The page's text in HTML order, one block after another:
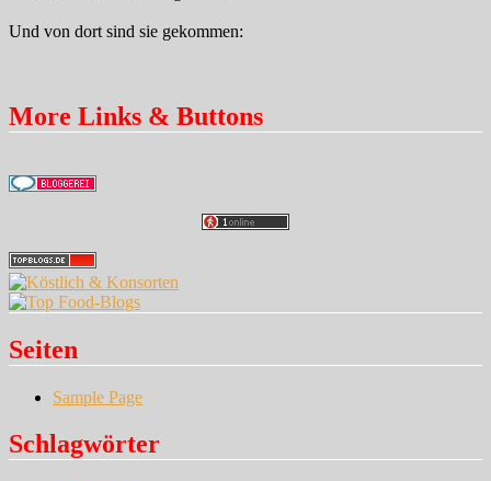
Und von dort sind sie gekommen:
More Links & Buttons
Seiten
Sample Page
Schlagwörter